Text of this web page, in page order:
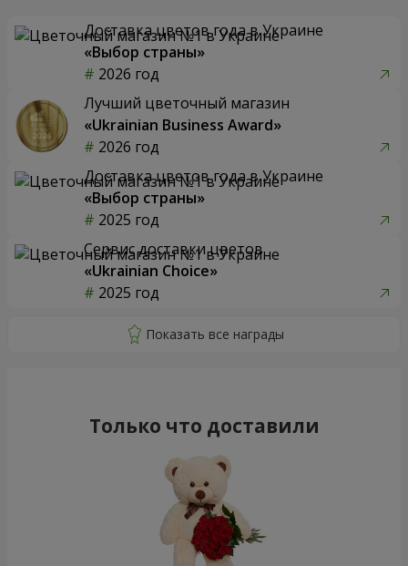
Доставка цветов года в Украине
«Выбор страны»
2026 год
Лучший цветочный магазин
«Ukrainian Business Award»
2026 год
Доставка цветов года в Украине
«Выбор страны»
2025 год
Сервис доставки цветов
«Ukrainian Choice»
2025 год
Только что доставили